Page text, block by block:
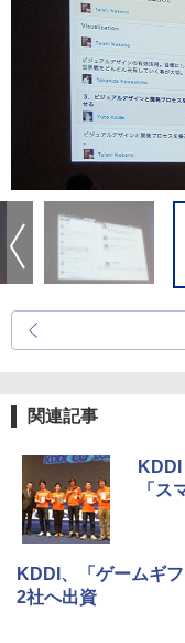
関連記事
「ス
KDDI、「ゲームギ
2社へ出資